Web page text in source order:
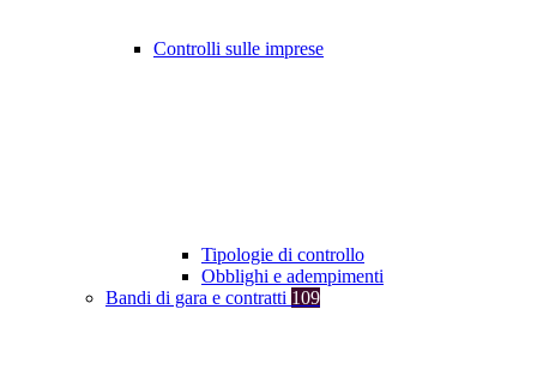
Controlli sulle imprese
Tipologie di controllo
Obblighi e adempimenti
Bandi di gara e contratti 109